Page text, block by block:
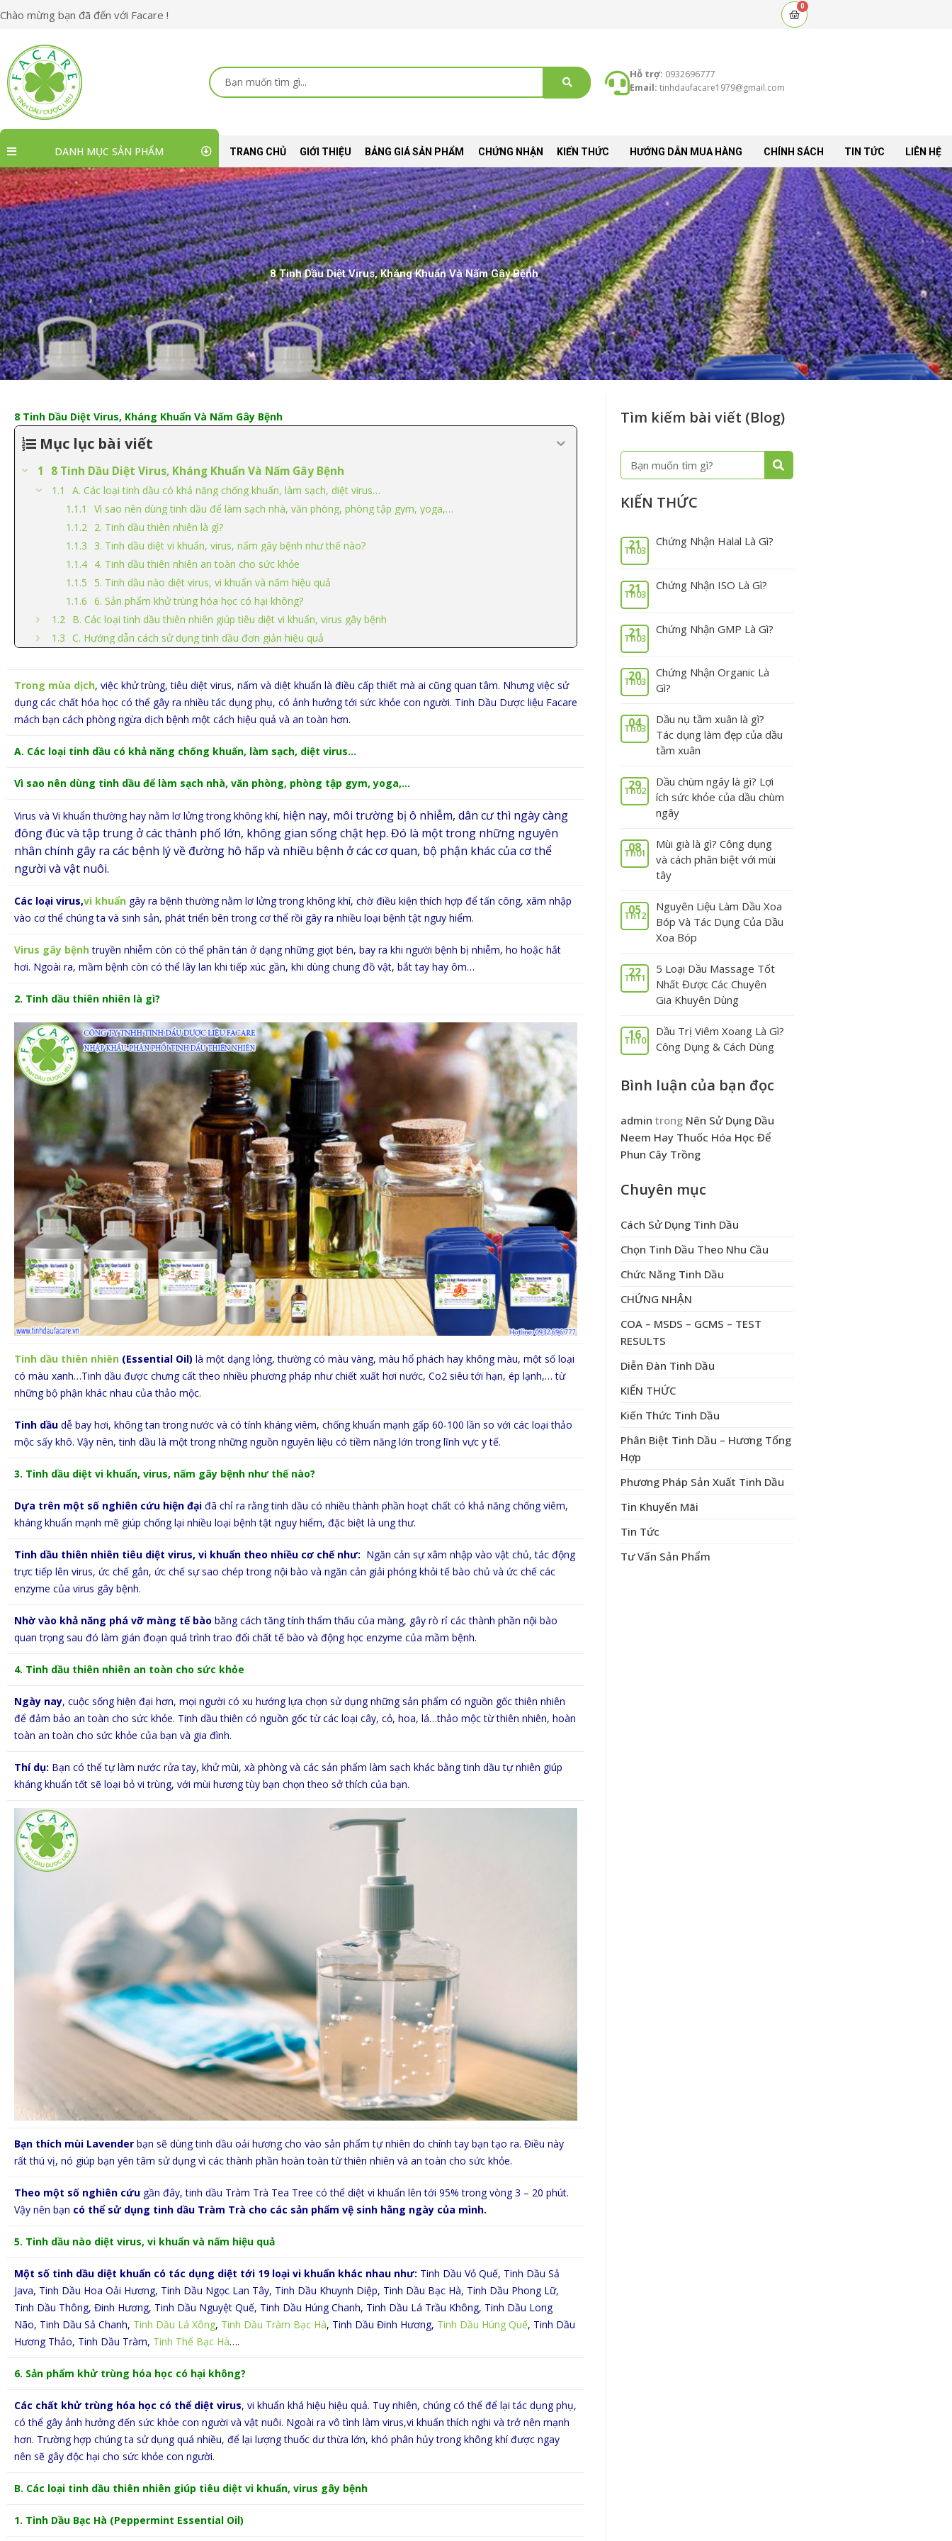
Nhảy
dung
Chào mừng bạn đã đến với Facare !
0
Cart
Search
...
Hỗ trợ: 0932696777
Email: tinhdaufacare1979@gmail.com
DANH MỤC SẢN PHẨM TRANG CHỦ GIỚI THIỆU BẢNG GIÁ SẢN PHẨM CHỨNG NHẬN KIẾN THỨC HƯỚNG DẪN MUA HÀNG CHÍNH SÁCH TIN TỨC LIÊN HỆ
8 Tinh Dầu Diệt Virus, Kháng Khuẩn Và Nấm Gây Bệnh
8 Tinh Dầu Diệt Virus, Kháng Khuẩn Và Nấm Gây Bệnh
Mục lục bài viết
8 Tinh Dầu Diệt Virus, Kháng Khuẩn Và Nấm Gây Bệnh
A. Các loại tinh dầu có khả năng chống khuẩn, làm sạch, diệt virus…
Vì sao nên dùng tinh dầu để làm sạch nhà, văn phòng, phòng tập gym, yoga,…
2. Tinh dầu thiên nhiên là gì?
3. Tinh dầu diệt vi khuẩn, virus, nấm gây bệnh như thế nào?
4. Tinh dầu thiên nhiên an toàn cho sức khỏe
5. Tinh dầu nào diệt virus, vi khuẩn và nấm hiệu quả
6. Sản phẩm khử trùng hóa học có hại không?
B. Các loại tinh dầu thiên nhiên giúp tiêu diệt vi khuẩn, virus gây bệnh
C. Hướng dẫn cách sử dụng tinh dầu đơn giản hiệu quả
Trong mùa dịch, việc khử trùng, tiêu diệt virus, nấm và diệt khuẩn là điều cấp thiết mà ai cũng quan tâm. Nhưng việc sử
dụng các chất hóa học có thể gây ra nhiều tác dụng phụ, có ảnh hưởng tới sức khỏe con người. Tinh Dầu Dược liệu Facare
mách bạn cách phòng ngừa dịch bệnh một cách hiệu quả và an toàn hơn.
A. Các loại tinh dầu có khả năng chống khuẩn, làm sạch, diệt virus…
Vì sao nên dùng tinh dầu để làm sạch nhà, văn phòng, phòng tập gym, yoga,…
Virus và Vi khuẩn thường hay nằm lơ lửng trong không khí, hiện nay, môi trường bị ô nhiễm, dân cư thì ngày càng
đông đúc và tập trung ở các thành phố lớn, không gian sống chật hẹp. Đó là một trong những nguyên
nhân chính gây ra các bệnh lý về đường hô hấp và nhiều bệnh ở các cơ quan, bộ phận khác của cơ thể
người và vật nuôi.
Các loại virus,vi khuẩn gây ra bệnh thường nằm lơ lửng trong không khí, chờ điều kiện thích hợp để tấn công, xâm nhập
vào cơ thể chúng ta và sinh sản, phát triển bên trong cơ thể rồi gây ra nhiều loại bệnh tật nguy hiểm.
Virus gây bệnhtruyền nhiễm còn có thể phân tán ở dạng những giọt bén, bay ra khi người bệnh bị nhiễm, ho hoặc hắt
hơi. Ngoài ra, mầm bệnh còn có thể lây lan khi tiếp xúc gần, khi dùng chung đồ vật, bắt tay hay ôm…
2. Tinh dầu thiên nhiên là gì?
Tinh dầu thiên nhiên (Essential Oil) là một dạng lỏng, thường có màu vàng, màu hổ phách hay không màu, một số loại
có màu xanh…Tinh dầu được chưng cất theo nhiều phương pháp như chiết xuất hơi nước, Co2 siêu tới hạn, ép lạnh,… từ
những bộ phận khác nhau của thảo mộc.
Tinh dầu dễ bay hơi, không tan trong nước và có tính kháng viêm, chống khuẩn mạnh gấp 60-100 lần so với các loại thảo
mộc sấy khô. Vậy nên, tinh dầu là một trong những nguồn nguyên liệu có tiềm năng lớn trong lĩnh vực y tế.
3. Tinh dầu diệt vi khuẩn, virus, nấm gây bệnh như thế nào?
Dựa trên một số nghiên cứu hiện đại đã chỉ ra rằng tinh dầu có nhiều thành phần hoạt chất có khả năng chống viêm,
kháng khuẩn mạnh mẽ giúp chống lại nhiều loại bệnh tật nguy hiểm, đặc biệt là ung thư.
Tinh dầu thiên nhiên tiêu diệt virus, vi khuẩn theo nhiều cơ chế như: Ngăn cản sự xâm nhập vào vật chủ, tác động
trực tiếp lên virus, ức chế gắn, ức chế sự sao chép trong nội bào và ngăn cản giải phóng khỏi tế bào chủ và ức chế các
enzyme của virus gây bệnh.
Nhờ vào khả năng phá vỡ màng tế bào bằng cách tăng tính thẩm thấu của màng, gây rò rỉ các thành phần nội bào
quan trọng sau đó làm gián đoạn quá trình trao đổi chất tế bào và động học enzyme của mầm bệnh.
4. Tinh dầu thiên nhiên an toàn cho sức khỏe
Ngày nay, cuộc sống hiện đại hơn, mọi người có xu hướng lựa chọn sử dụng những sản phẩm có nguồn gốc thiên nhiên
để đảm bảo an toàn cho sức khỏe. Tinh dầu thiên có nguồn gốc từ các loại cây, cỏ, hoa, lá…thảo mộc từ thiên nhiên, hoàn
toàn an toàn cho sức khỏe của bạn và gia đình.
Thí dụ: Bạn có thể tự làm nước rửa tay, khử mùi, xà phòng và các sản phẩm làm sạch khác bằng tinh dầu tự nhiên giúp
kháng khuẩn tốt sẽ loại bỏ vi trùng, với mùi hương tùy bạn chọn theo sở thích của bạn.
Bạn thích mùi Lavender bạn sẽ dùng tinh dầu oải hương cho vào sản phẩm tự nhiên do chính tay bạn tạo ra. Điều này
rất thú vị, nó giúp bạn yên tâm sử dụng vì các thành phần hoàn toàn từ thiên nhiên và an toàn cho sức khỏe.
Theo một số nghiên cứu gần đây, tinh dầu Tràm Trà Tea Tree có thể diệt vi khuẩn lên tới 95% trong vòng 3 – 20 phút.
Vậy nên bạn có thể sử dụng tinh dầu Tràm Trà cho các sản phẩm vệ sinh hằng ngày của mình.
5. Tinh dầu nào diệt virus, vi khuẩn và nấm hiệu quả
Một số tinh dầu diệt khuẩn có tác dụng diệt tới 19 loại vi khuẩn khác nhau như: Tinh Dầu Vỏ Quế, Tinh Dầu Sả
Java, Tinh Dầu Hoa Oải Hương, Tinh Dầu Ngọc Lan Tây, Tinh Dầu Khuynh Diệp, Tinh Dầu Bạc Hà, Tinh Dầu Phong Lữ,
Tinh Dầu Thông, Đinh Hương, Tinh Dầu Nguyệt Quế, Tinh Dầu Húng Chanh, Tinh Dầu Lá Trầu Không, Tinh Dầu Long
Não, Tinh Dầu Sả Chanh, Tinh Dầu Lá Xông, Tinh Dầu Tràm Bạc Hà, Tinh Dầu Đinh Hương, Tinh Dầu Húng Quế, Tinh Dầu
Hương Thảo, Tinh Dầu Tràm, Tinh Thể Bạc Hà….
6. Sản phẩm khử trùng hóa học có hại không?
Các chất khử trùng hóa học có thể diệt virus, vi khuẩn khá hiệu hiệu quả. Tuy nhiên, chúng có thể để lại tác dụng phụ,
có thể gây ảnh hưởng đến sức khỏe con người và vật nuôi. Ngoài ra vô tình làm virus,vi khuẩn thích nghi và trở nên mạnh
hơn. Trường hợp chúng ta sử dụng quá nhiều, để lại lượng thuốc dư thừa lớn, khó phân hủy trong không khí được ngay
nên sẽ gây độc hại cho sức khỏe con người.
B. Các loại tinh dầu thiên nhiên giúp tiêu diệt vi khuẩn, virus gây bệnh
1. Tinh Dầu Bạc Hà (Peppermint Essential Oil)
Tìm kiếm bài viết (Blog)
Tìm
kiếm
KIẾN THỨC
21
Th03
Chứng Nhận Halal Là Gì?
21
Th03
Chứng Nhận ISO Là Gì?
21
Th03
Chứng Nhận GMP Là Gì?
20
Th03
Chứng Nhận Organic Là
Gì?
04
Th03
Dầu nụ tầm xuân là gì?
Tác dụng làm đẹp của dầu
tầm xuân
29
Th02
Dầu chùm ngây là gì? Lợi
ích sức khỏe của dầu chùm
ngây
08
Th01
Mùi già là gì? Công dụng
và cách phân biệt với mùi
tây
05
Th12
Nguyên Liệu Làm Dầu Xoa
Bóp Và Tác Dụng Của Dầu
Xoa Bóp
22
Th11
5 Loại Dầu Massage Tốt
Nhất Được Các Chuyên
Gia Khuyên Dùng
16
Th10
Dầu Trị Viêm Xoang Là Gì?
Công Dụng & Cách Dùng
Bình luận của bạn đọc
admin trong Nên Sử Dụng Dầu
Neem Hay Thuốc Hóa Học Để
Phun Cây Trồng
Chuyên mục
Cách Sử Dụng Tinh Dầu
Chọn Tinh Dầu Theo Nhu Cầu
Chức Năng Tinh Dầu
CHỨNG NHẬN
COA – MSDS – GCMS – TEST
RESULTS
Diễn Đàn Tinh Dầu
KIẾN THỨC
Kiến Thức Tinh Dầu
Phân Biệt Tinh Dầu – Hương Tổng
Hợp
Phương Pháp Sản Xuất Tinh Dầu
Tin Khuyến Mãi
Tin Tức
Tư Vấn Sản Phẩm